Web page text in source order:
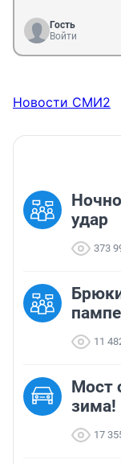
Гость
Войти
Новости СМИ2
удар
373
11
Мост
зима!
17